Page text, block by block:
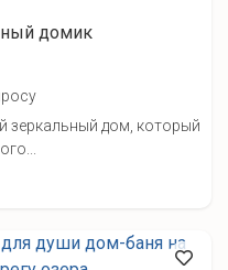
домик
зеркальный дом, который